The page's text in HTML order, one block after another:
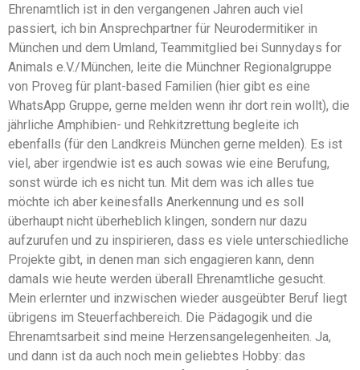
Ehrenamtlich ist in den vergangenen Jahren auch viel
passiert, ich bin Ansprechpartner für Neurodermitiker in
München und dem Umland, Teammitglied bei Sunnydays for
Animals e.V./München, leite die Münchner Regionalgruppe
von Proveg für plant-based Familien (hier gibt es eine
WhatsApp Gruppe, gerne melden wenn ihr dort rein wollt), die
jährliche Amphibien- und Rehkitzrettung begleite ich
ebenfalls (für den Landkreis München gerne melden). Es ist
viel, aber irgendwie ist es auch sowas wie eine Berufung,
sonst würde ich es nicht tun. Mit dem was ich alles tue
möchte ich aber keinesfalls Anerkennung und es soll
überhaupt nicht überheblich klingen, sondern nur dazu
aufzurufen und zu inspirieren, dass es viele unterschiedliche
Projekte gibt, in denen man sich engagieren kann, denn
damals wie heute werden überall Ehrenamtliche gesucht.
Mein erlernter und inzwischen wieder ausgeübter Beruf liegt
übrigens im Steuerfachbereich. Die Pädagogik und die
Ehrenamtsarbeit sind meine Herzensangelegenheiten. Ja,
und dann ist da auch noch mein geliebtes Hobby: das